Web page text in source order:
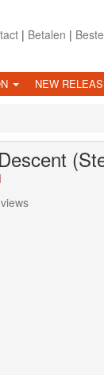
| Betalen |
NEW